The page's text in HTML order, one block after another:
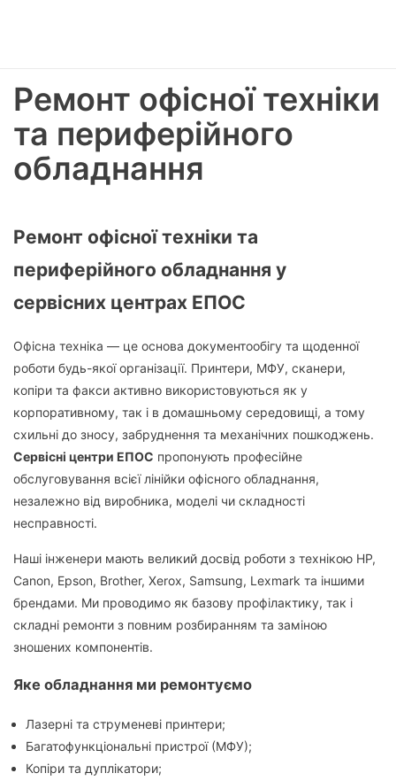
Ремонт офісної техніки
та периферійного
обладнання
Ремонт офісної техніки та
периферійного обладнання у
сервісних центрах ЕПОС
Офісна техніка — це основа документообігу та щоденної
роботи будь-якої організації. Принтери, МФУ, сканери,
копіри та факси активно використовуються як у
корпоративному, так і в домашньому середовищі, а тому
схильні до зносу, забруднення та механічних пошкоджень.
Сервісні центри ЕПОС пропонують професійне
обслуговування всієї лінійки офісного обладнання,
незалежно від виробника, моделі чи складності
несправності.
Наші інженери мають великий досвід роботи з технікою HP,
Canon, Epson, Brother, Xerox, Samsung, Lexmark та іншими
брендами. Ми проводимо як базову профілактику, так і
складні ремонти з повним розбиранням та заміною
зношених компонентів.
Яке обладнання ми ремонтуємо
Лазерні та струменеві принтери;
Багатофункціональні пристрої (МФУ);
Копіри та дуплікатори;